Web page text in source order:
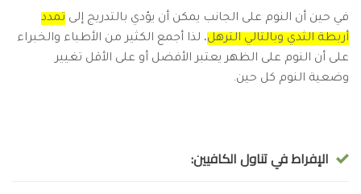
في حين أن النوم على الجانب يمكن أن يؤدي بالتدريج إلى تمدد
أربطة الثدي وبالتالي الترهل، لذا أجمع الكثير من الأطباء والخبراء
على أن النوم على الظهر يعتبر الأفضل أو على الأقل تغيير
وضعية النوم كل حين.
الإفراط في تناول الكافيين: